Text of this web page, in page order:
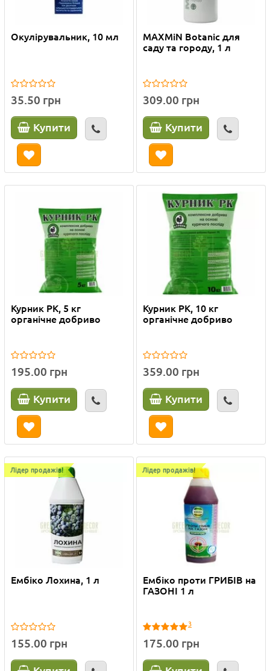
Окулірувальник, 10 мл
35.50 грн
Купити
MAXMiN Botanic для
саду та городу, 1 л
309.00 грн
Купити
Курник РК, 5 кг
органічне добриво
195.00 грн
Купити
Курник РК, 10 кг
органічне добриво
359.00 грн
Купити
Лідер продажів!
Ембіко Лохина, 1 л
155.00 грн
Лідер продажів!
Ембіко проти ГРИБІВ на
ГАЗОНІ 1 л
3
175.00 грн